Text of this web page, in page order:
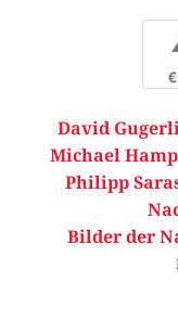
David
Michael
Philipp
Bilder der